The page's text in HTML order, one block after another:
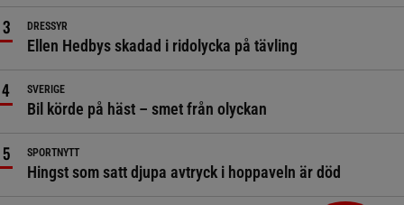
DRESSYR
Ellen Hedbys skadad i ridolycka på tävling
SVERIGE
Bil körde på häst – smet från olyckan
SPORTNYTT
Hingst som satt djupa avtryck i hoppaveln är död